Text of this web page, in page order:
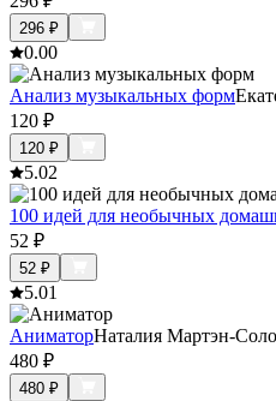
296 ₽
0.00
Анализ музыкальных форм
120 ₽
120 ₽
5.02
100 идей для необычных
52 ₽
52 ₽
5.01
АниматорНаталия Мартэн-
480 ₽
480 ₽